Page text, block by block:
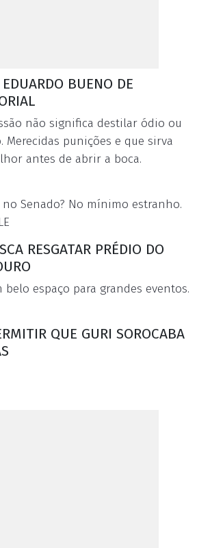
BUENO DE
não significa destilar ódio ou
Merecidas punições e que sirva
antes de abrir a boca.
Senado? No mínimo estranho.
RESGATAR PRÉDIO DO
belo espaço para grandes eventos.
QUE GURI SOROCABA